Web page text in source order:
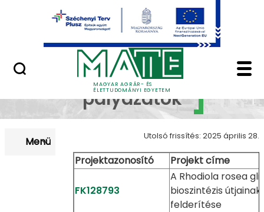
Ugrás a fő tartalomhoz
MAGYAR AGRÁR- ÉS
ÉLETTUDOMÁNYI EGYETEM
Uniós pályázatok
Nemzetközi pályázatok
Hazai OTKA - MATE
OTKA
pályázatok
Menü Utolsó frissítés: 2025 április 28.
Projektazonosító Projekt címe
FK128793
A Rhodiola rosea
bioszintézis útjainak
felderítése